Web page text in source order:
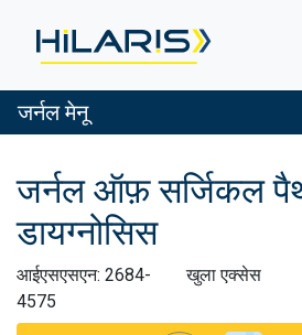
जर्नल मेनू
जर्नल ऑफ़ सर्जिकल
डायग्नोसिस
आईएसएसएन: 2684-
4575
खुला एक्सेस